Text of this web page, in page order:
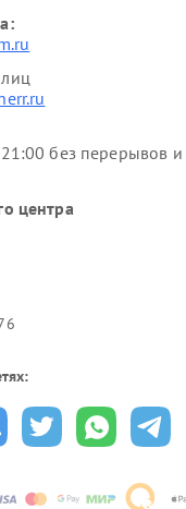
без перерывов
центра